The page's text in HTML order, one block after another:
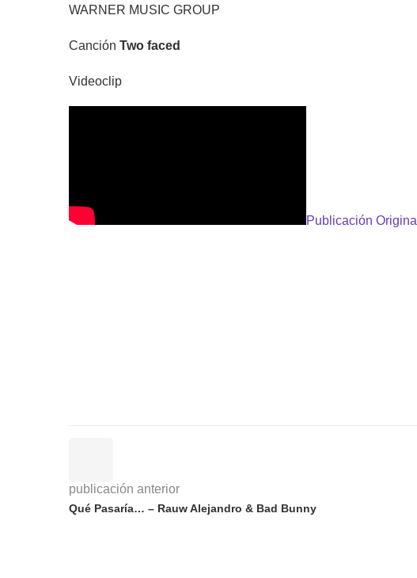
WARNER MUSIC GROUP
Canción Two faced
Videoclip
Publicación Original
publicación anterior
Qué Pasaría… – Rauw Alejandro & Bad Bunny